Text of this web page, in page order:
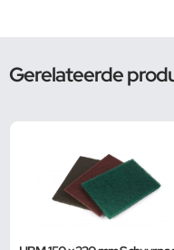
Gerelateerde